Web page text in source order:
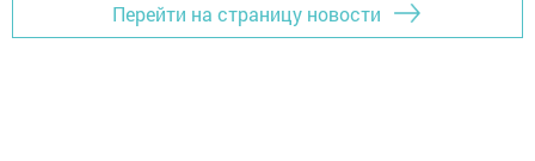
Перейти на страницу новости